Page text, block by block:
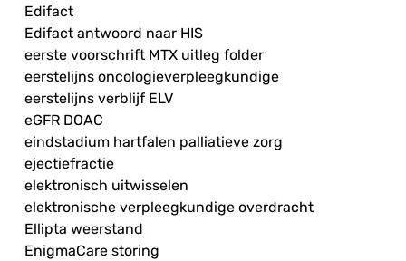
Edifact
Edifact antwoord naar HIS
eerste voorschrift MTX uitleg folder
eerstelijns oncologieverpleegkundige
eerstelijns verblijf ELV
eGFR DOAC
eindstadium hartfalen palliatieve zorg
ejectiefractie
elektronisch uitwisselen
elektronische verpleegkundige overdracht
Ellipta weerstand
EnigmaCare storing